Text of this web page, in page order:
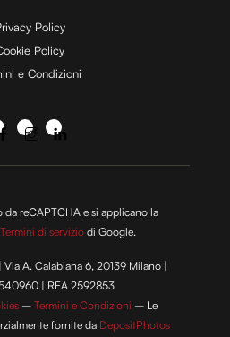
Policy
Policy
e Condizioni
da reCAPTCHA e si applicano la
Termini di servizio di Google.
A. Calabiana 6, 20139 Milano |
| REA 2592853
–Termini e Condizioni – Le
fornite da DepositPhotos